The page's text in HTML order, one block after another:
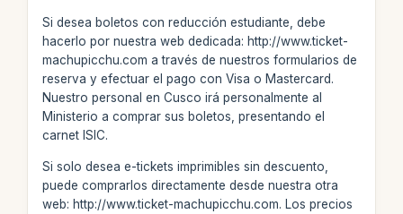
Si desea boletos con reducción estudiante, debe
hacerlo por nuestra web dedicada: http://www.ticket-
machupicchu.com a través de nuestros formularios de
reserva y efectuar el pago con Visa o Mastercard.
Nuestro personal en Cusco irá personalmente al
Ministerio a comprar sus boletos, presentando el
carnet ISIC.
Si solo desea e-tickets imprimibles sin descuento,
puede comprarlos directamente desde nuestra otra
web: http://www.ticket-machupicchu.com. Los precios